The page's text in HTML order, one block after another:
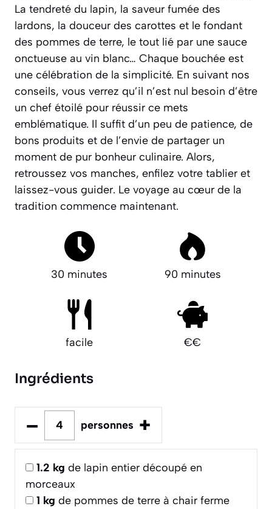
La tendreté du lapin, la saveur fumée des
lardons, la douceur des carottes et le fondant
des pommes de terre, le tout lié par une sauce
onctueuse au vin blanc… Chaque bouchée est
une célébration de la simplicité. En suivant nos
conseils, vous verrez qu’il n’est nul besoin d’être
un chef étoilé pour réussir ce mets
emblématique. Il suffit d’un peu de patience, de
bons produits et de l’envie de partager un
moment de pur bonheur culinaire. Alors,
retroussez vos manches, enfilez votre tablier et
laissez-vous guider. Le voyage au cœur de la
tradition commence maintenant.
30 minutes 90 minutes
facile €€
Ingrédients
– personnes +
1.2 kg de lapin entier découpé en
morceaux
1 kg de pommes de terre à chair ferme